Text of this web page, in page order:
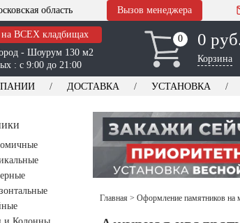
область Вызов менеджера
на ВСЕХ кладбищах
- Шоурум 130 м2
: с 9:00 до 21:00
0
0 0
Корзина
ДОСТАВКА УСТАНОВКА
Главная > Оформление памятников на